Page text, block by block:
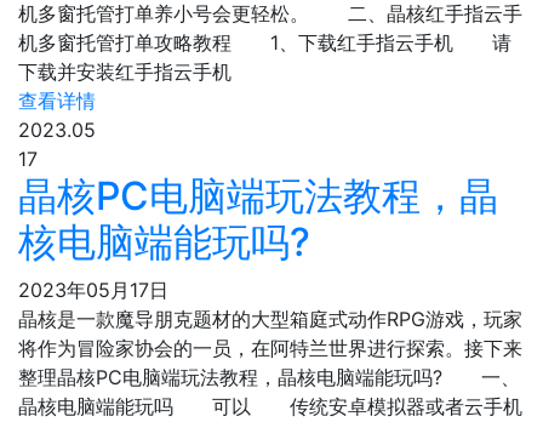
机多窗托管打单养小号会更轻松。 二、晶核红手指云手
机多窗托管打单攻略教程 1、下载红手指云手机 请
下载并安装红手指云手机
查看详情
2023.05
17
晶核PC电脑端玩法教程，晶
核电脑端能玩吗?
2023年05月17日
晶核是一款魔导朋克题材的大型箱庭式动作RPG游戏，玩家
将作为冒险家协会的一员，在阿特兰世界进行探索。接下来
整理晶核PC电脑端玩法教程，晶核电脑端能玩吗? 一、
晶核电脑端能玩吗 可以 传统安卓模拟器或者云手机